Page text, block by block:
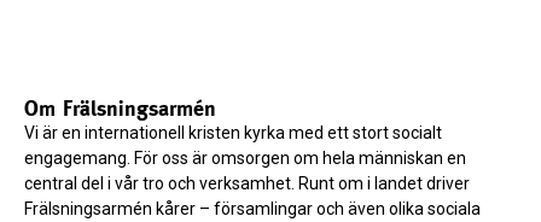
Om Frälsningsarmén
Vi är en internationell kristen kyrka med ett stort socialt
engagemang. För oss är omsorgen om hela människan en
central del i vår tro och verksamhet. Runt om i landet driver
Frälsningsarmén kårer – församlingar och även olika sociala